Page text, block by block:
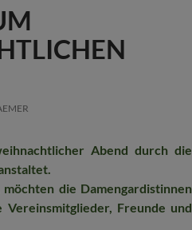
Abend durch die
die Damengardistinnen
Freunde und